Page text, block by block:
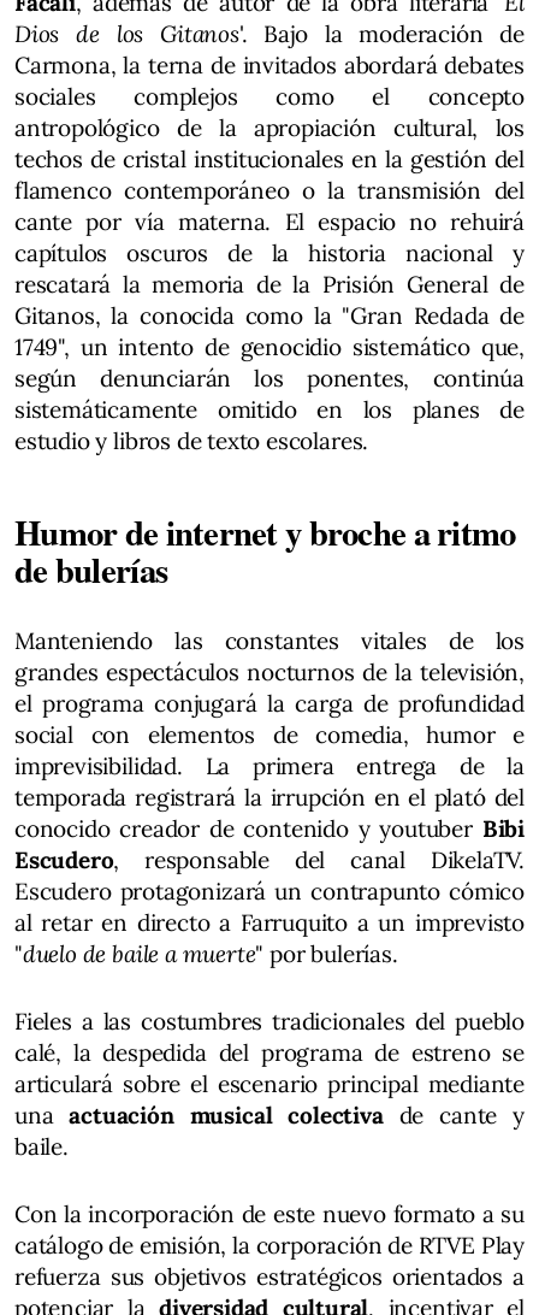
Dios de los Gitanos'. Bajo la moderación de
Carmona, la terna de invitados abordará debates
sociales complejos como el concepto
antropológico de la apropiación cultural, los
techos de cristal institucionales en la gestión del
flamenco contemporáneo o la transmisión del
cante por vía materna. El espacio no rehuirá
capítulos oscuros de la historia nacional y
rescatará la memoria de la Prisión General de
Gitanos, la conocida como la "Gran Redada de
1749", un intento de genocidio sistemático que,
según denunciarán los ponentes, continúa
sistemáticamente omitido en los planes de
estudio y libros de texto escolares.
Humor de internet y broche a ritmo
de bulerías
Manteniendo las constantes vitales de los
grandes espectáculos nocturnos de la televisión,
el programa conjugará la carga de profundidad
social con elementos de comedia, humor e
imprevisibilidad. La primera entrega de la
temporada registrará la irrupción en el plató del
conocido creador de contenido y youtuber Bibi
Escudero, responsable del canal DikelaTV.
Escudero protagonizará un contrapunto cómico
al retar en directo a Farruquito a un imprevisto
"duelo de baile a muerte" por bulerías.
Fieles a las costumbres tradicionales del pueblo
calé, la despedida del programa de estreno se
articulará sobre el escenario principal mediante
unaactuación musical colectivade cante y
baile.
Con la incorporación de este nuevo formato a su
catálogo de emisión, la corporación de RTVE Play
refuerza sus objetivos estratégicos orientados a
potenciar ladiversidad cultural, incentivar el